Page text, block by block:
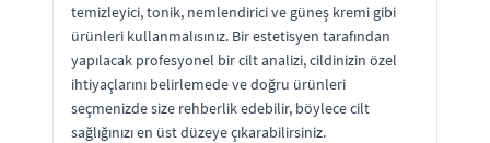
temizleyici, tonik, nemlendirici ve güneş kremi gibi
ürünleri kullanmalısınız. Bir estetisyen tarafından
yapılacak profesyonel bir cilt analizi, cildinizin özel
ihtiyaçlarını belirlemede ve doğru ürünleri
seçmenizde size rehberlik edebilir, böylece cilt
sağlığınızı en üst düzeye çıkarabilirsiniz.